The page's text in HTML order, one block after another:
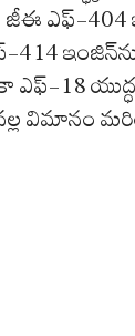
ఎఫ్‌-404
ఇంజిన్‌ను
ఎఫ్‌-18
విమానం